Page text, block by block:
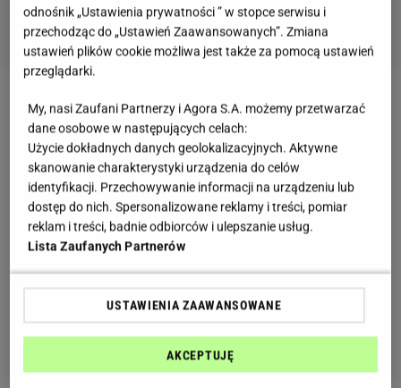
Festiwal odbywa się pod hasłem #WiwatGoście,
stanowi bowiem formę podziękowania za wsparcie
restauracji w okresie zamknięcia oraz za tak liczny
powrót do restauracji. - Chcemy wyrazić
wdzięczność wobec Gości za to, że tak licznie
wracają do ukochanych restauracji, wspierają je i
najtrudniejszy czas. Dlatego razem z najlepszymi
restauracjami w kraju nie wahamy się powiedzieć:
Wiwat Goście! - mówią Paweł Światczyński i Maciej
Żakowski, organizatorzy Restaurant Week.
odnośnik „Ustawienia prywatności ” w stopce serwisu i
przechodząc do „Ustawień Zaawansowanych”. Zmiana
ustawień plików cookie możliwa jest także za pomocą ustawień
przeglądarki.
My, nasi Zaufani Partnerzy i Agora S.A. możemy przetwarzać
dane osobowe w następujących celach:
Użycie dokładnych danych geolokalizacyjnych. Aktywne
skanowanie charakterystyki urządzenia do celów
identyfikacji. Przechowywanie informacji na urządzeniu lub
dostęp do nich. Spersonalizowane reklamy i treści, pomiar
reklam i treści, badnie odbiorców i ulepszanie usług.
Lista Zaufanych Partnerów
USTAWIENIA ZAAWANSOWANE
AKCEPTUJĘ